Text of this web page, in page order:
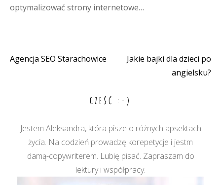
optymalizować strony internetowe…
Nawigacja
Agencja SEO Starachowice
Jakie bajki dla dzieci po
angielsku?
CZEŚĆ :-)
Jestem Aleksandra, która pisze o różnych apsektach
życia. Na codzień prowadzę korepetycje i jestm
damą-copywriterem. Lubię pisać. Zapraszam do
lektury i współpracy.